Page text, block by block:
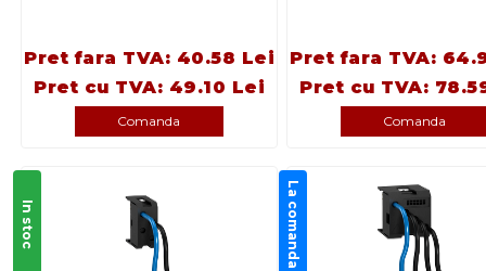
Pret fara TVA: 40.58 Lei
Pret cu TVA: 49.10 Lei
Comanda
Pret fara TVA:
Pret cu TVA:
Comanda
In stoc La comanda